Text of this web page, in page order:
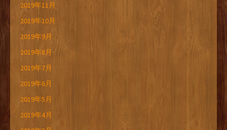
2019年11月
2019年10月
2019年9月
2019年8月
2019年7月
2019年6月
2019年5月
2019年4月